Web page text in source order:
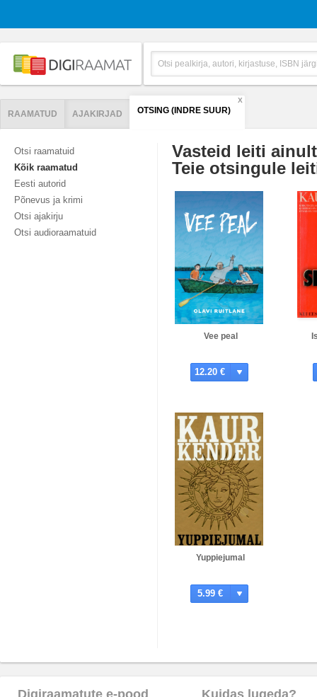
RAAMATUD AJAKIRJAD OTSING (INDRE SUUR)
X
Otsi raamatuid
Kõik raamatud
Eesti autorid
Põnevus ja krimi
Otsi ajakirju
Otsi audioraamatuid
Vasteid leiti
Teie otsingule
Vee peal
12.20 €
Yuppiejumal
5.99 €
Digiraamatute e-pood Kuidas lugeda?